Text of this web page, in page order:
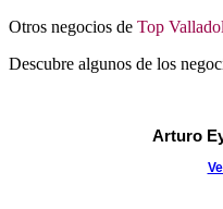
Otros negocios de Top
Descubre algunos de los
Arturo